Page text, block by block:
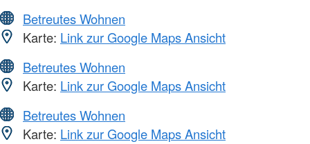
Betreutes Wohnen
Karte: Link zur Google Maps Ansicht
Betreutes Wohnen
Karte: Link zur Google Maps Ansicht
Betreutes Wohnen
Karte: Link zur Google Maps Ansicht